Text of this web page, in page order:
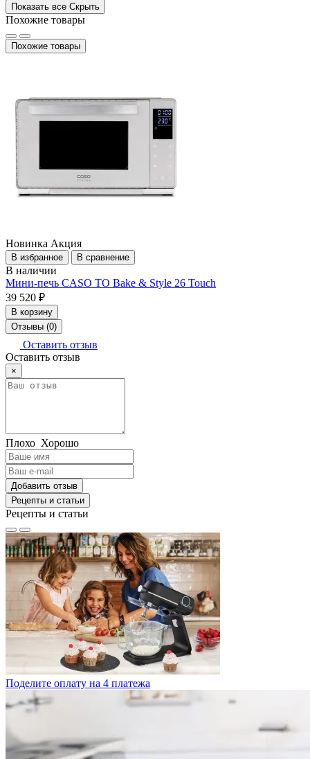
Показать все Скрыть
Похожие товары
Похожие товары
Новинка Акция
В избранное В сравнение
В наличии
Мини-печь CASO TO Bake & Style 26 Touch
39 520 ₽
В корзину
Отзывы (0)
Оставить отзыв
Оставить отзыв
×
Плохо Хорошо
Добавить отзыв
Рецепты и статьи
Рецепты и статьи
Поделите оплату на 4 платежа